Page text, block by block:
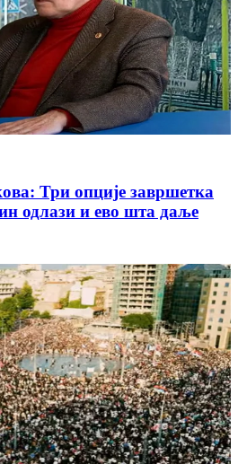
Три опције завршетка
одлази и ево шта даље